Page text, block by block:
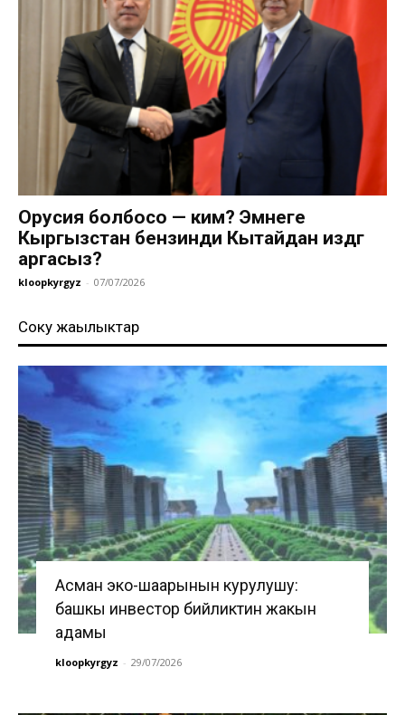
Орусия болбосо — ким? Эмнеге
Кыргызстан бензинди Кытайдан издөөгө
аргасыз?
kloopkyrgyz - 07/07/2026
Соңку жаңылыктар
Асман эко-шаарынын курулушу:
башкы инвестор бийликтин жакын
адамы
kloopkyrgyz - 29/07/2026